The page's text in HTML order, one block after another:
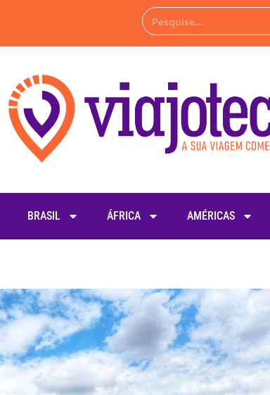
BRASIL ÁFRICA AMÉRICAS